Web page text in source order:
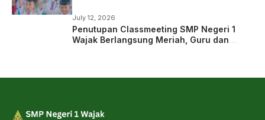
July 12, 2026
Penutupan Classmeeting SMP Negeri 1
Wajak Berlangsung Meriah, Guru dan